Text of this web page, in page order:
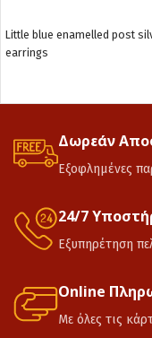
Little blue enamelled post
earrings
Δωρεάν
Εξοφλημένες
24/7
Εξυπηρέτηση
Online
Με όλες τις